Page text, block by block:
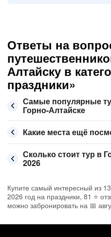
Ответы на
Алтайску в
праздники»
Самые популярные
Горно-Алтайске
Какие места ещё
Сколько стоит тур в
2026
Купите самый интересный из
2026 год на праздники, 81 ⭐
можно забронировать на 📅